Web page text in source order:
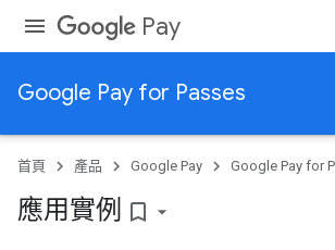
Pay
Google Pay for Passes
首頁 產品 Google Pay Google Pay for
應用實例 bookmark_border